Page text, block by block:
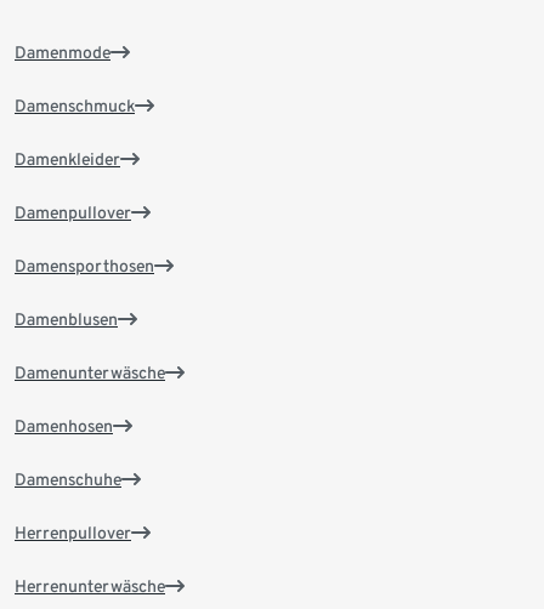
Damenmode
Damenschmuck
Damenkleider
Damenpullover
Damensporthosen
Damenblusen
Damenunterwäsche
Damenhosen
Damenschuhe
Herrenpullover
Herrenunterwäsche